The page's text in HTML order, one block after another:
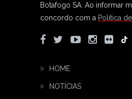
Botafogo SA. Ao informar
concordo com a Política
HOME
NOTÍCIAS